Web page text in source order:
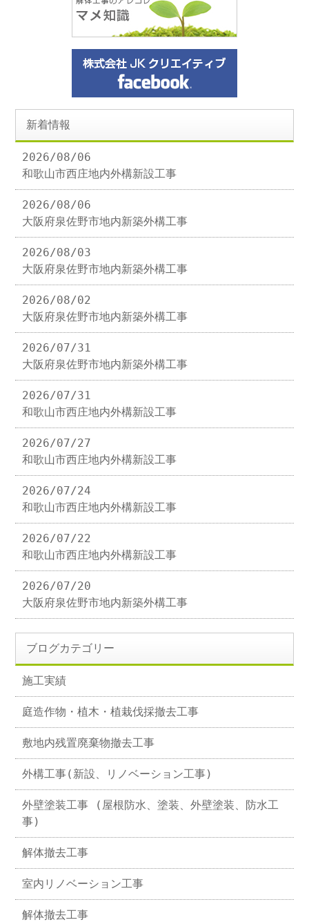
新着情報
2026/08/06
和歌山市西庄地内外構新設工事
2026/08/06
大阪府泉佐野市地内新築外構工事
2026/08/03
大阪府泉佐野市地内新築外構工事
2026/08/02
大阪府泉佐野市地内新築外構工事
2026/07/31
大阪府泉佐野市地内新築外構工事
2026/07/31
和歌山市西庄地内外構新設工事
2026/07/27
和歌山市西庄地内外構新設工事
2026/07/24
和歌山市西庄地内外構新設工事
2026/07/22
和歌山市西庄地内外構新設工事
2026/07/20
大阪府泉佐野市地内新築外構工事
ブログカテゴリー
施工実績
庭造作物・植木・植栽伐採撤去工事
敷地内残置廃棄物撤去工事
外構工事(新設、リノベーション工事)
外壁塗装工事 (屋根防水、塗装、外壁塗装、防水工
事)
解体撤去工事
室内リノベーション工事
解体撤去工事